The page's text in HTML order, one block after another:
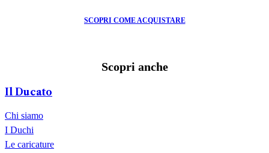
SCOPRI COME ACQUISTARE
Scopri anche
Il Ducato
Chi siamo
I Duchi
Le caricature